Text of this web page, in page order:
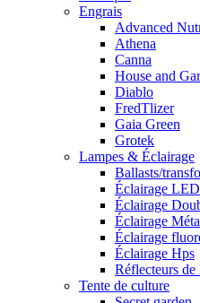
Engrais
Advanced
Athena
Canna
House and
Diablo
FredTlizer
Gaia Green
Grotek
Lampes & Éclairage
Ballasts/
Éclairage LED
Éclairage
Éclairage
Éclairage
Éclairage Hps
Réflecteurs de
Tente de culture